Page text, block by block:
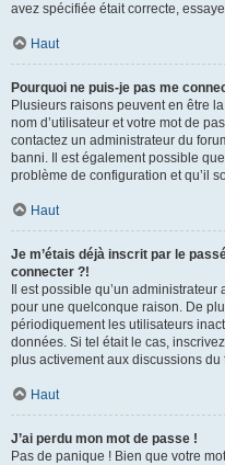
avez spécifiée était correcte,
Haut
Pourquoi ne puis-je pas me
Plusieurs raisons peuvent en être
nom d’utilisateur et votre mot de
contactez un administrateur du
banni. Il est également possible
problème de configuration et qu’il
Haut
Je m’étais déjà inscrit par le
connecter ?!
Il est possible qu’un
pour une quelconque raison. De
périodiquement les utilisateurs
données. Si tel était le cas,
plus activement aux discussions du
Haut
J’ai perdu mon mot de passe !
Pas de panique ! Bien que votre